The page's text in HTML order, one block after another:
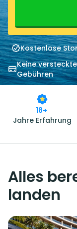
Kostenlose
Keine
Gebühren
18+
Jahre Erfahrung
Alles
landen